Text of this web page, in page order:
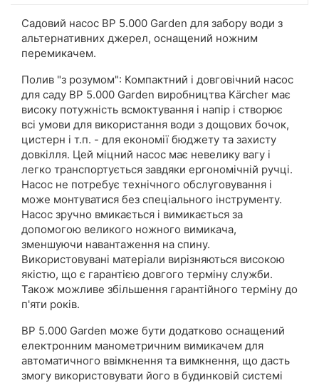
Садовий насос BP 5.000 Garden для забору води з
альтернативних джерел, оснащений ножним
перемикачем.
Полив "з розумом": Компактний і довговічний насос
для саду BP 5.000 Garden виробництва Kärcher має
високу потужність всмоктування і напір і створює
всі умови для використання води з дощових бочок,
цистерн і т.п. - для економії бюджету та захисту
довкілля. Цей міцний насос має невелику вагу і
легко транспортується завдяки ергономічній ручці.
Насос не потребує технічного обслуговування і
може монтуватися без спеціального інструменту.
Насос зручно вмикається і вимикається за
допомогою великого ножного вимикача,
зменшуючи навантаження на спину.
Використовувані матеріали вирізняються високою
якістю, що є гарантією довгого терміну служби.
Також можливе збільшення гарантійного терміну до
п'яти років.
BP 5.000 Garden може бути додатково оснащений
електронним манометричним вимикачем для
автоматичного ввімкнення та вимкнення, що дасть
змогу використовувати його в будинковій системі